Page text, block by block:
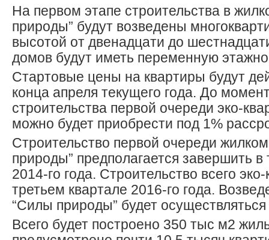
На первом этапе строительства в
природы” будут возведены
высотой от двенадцати до
домов будут иметь переменную
Стартовые цены на квартиры будут
конца апреля текущего года. До
строительства первой очереди эко-
можно будет приобрести под 1%
Строительство первой очереди
природы” предполагается завершить в
2014-го года. Строительство всего
третьем квартале 2016-го года.
“Силы природы” будет осуществляться
Всего будет построено 350 тыс м2